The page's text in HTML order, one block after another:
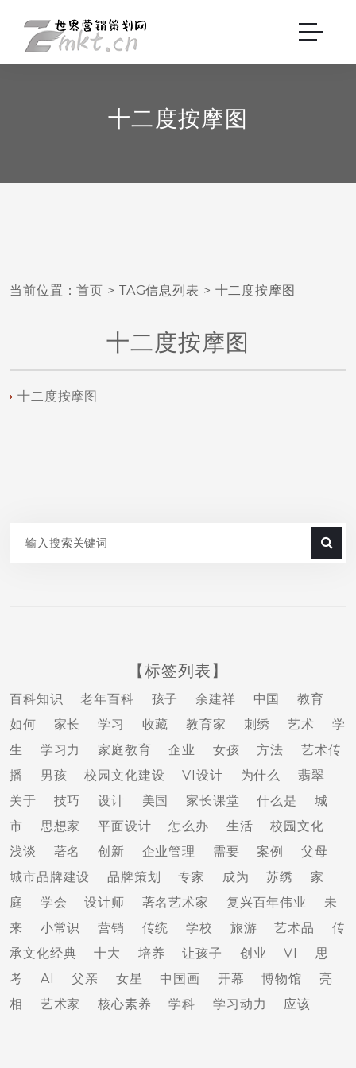
十二度按摩图
当前位置：首页 > TAG信息列表 > 十二度按摩图
十二度按摩图
十二度按摩图
【标签列表】
百科知识 老年百科 孩子 余建祥 中国
教育
如何
家长 学习 收藏 教育家 刺绣 艺术
学
生
学习力 家庭教育 企业 女孩 方法
艺术传
播
男孩 校园文化建设 VI设计 为什么
翡翠
关于
技巧 设计 美国 家长课堂 什么是
城
市
思想家 平面设计 怎么办 生活
校园文化
浅谈
著名 创新 企业管理 需要 案例
父母
城市品牌建设
品牌策划 专家 成为 苏绣
家
庭
学会 设计师 著名艺术家 复兴百年伟业
未
来
小常识 营销 传统 学校 旅游 艺术品
传
承文化经典
十大 培养 让孩子 创业 VI
思
考
AI 父亲 女星 中国画 开幕 博物馆
亮
相
艺术家 核心素养 学科 学习动力 应该